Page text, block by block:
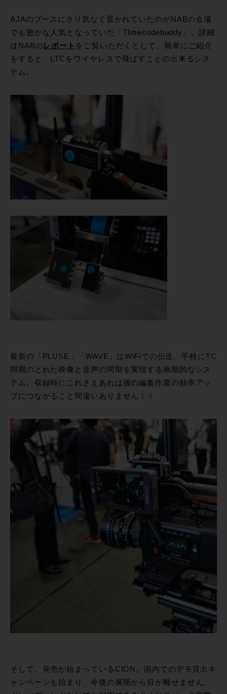
AJAのブースにさり気なく置かれていたのがNABの会場
でも密かな人気となっていた「TImecodebuddy」。詳細
はNABの レポート をご覧いただくとして、簡単にご紹介
をすると、LTCをワイヤレスで飛ばすことの出来るシス
テム。
最新の「PLUSE」「WAVE」はWiFiでの伝送。手軽にTC
同期のとれた映像と音声の同期を実現する画期的なシス
テム。収録時にこれさえあれば後の編集作業の効率アッ
プにつながること間違いありません！！
そして、発売が始まっているCION。国内でのデモ貸出キ
ャンペーンも始まり、今後の展開から目が離せません。